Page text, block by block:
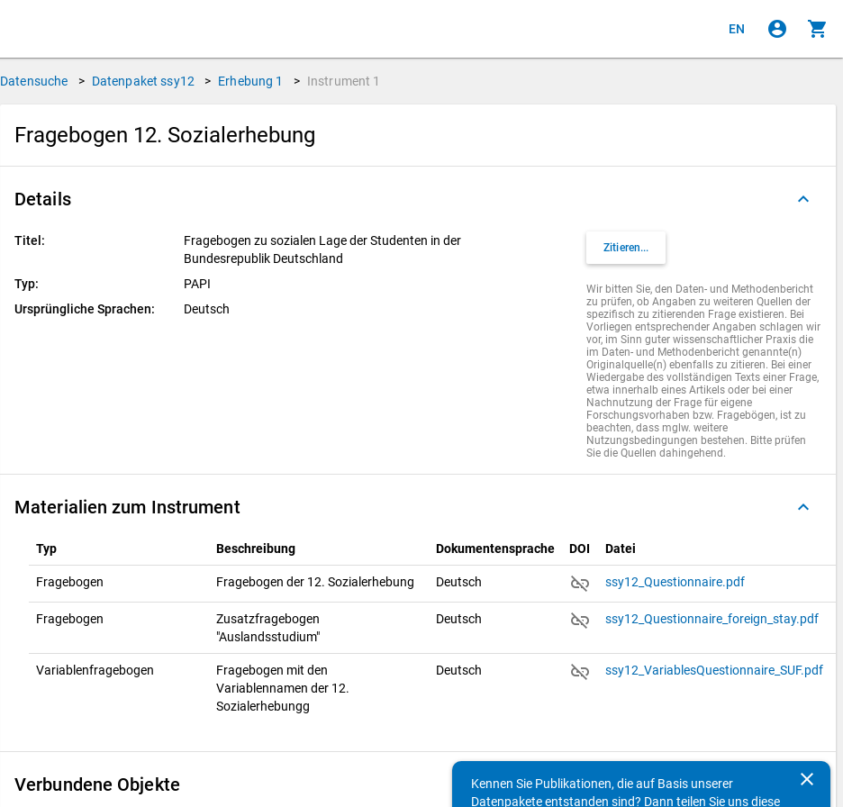
EN account_circle shopping_cart
Datensuche > Datenpaket ssy12 > Erhebung 1 > Instrument 1
Fragebogen 12. Sozialerhebung
Details keyboard_arrow_up
Titel:
Fragebogen zu sozialen Lage der Studenten in der
Bundesrepublik Deutschland
Typ:
PAPI
Ursprüngliche Sprachen:
Deutsch
Zitieren...
Wir bitten Sie, den Daten- und Methodenbericht
zu prüfen, ob Angaben zu weiteren Quellen der
spezifisch zu zitierenden Frage existieren. Bei
Vorliegen entsprechender Angaben schlagen wir
vor, im Sinn guter wissenschaftlicher Praxis die
im Daten- und Methodenbericht genannte(n)
Originalquelle(n) ebenfalls zu zitieren. Bei einer
Wiedergabe des vollständigen Texts einer Frage,
etwa innerhalb eines Artikels oder bei einer
Nachnutzung der Frage für eigene
Forschungsvorhaben bzw. Fragebögen, ist zu
beachten, dass mglw. weitere
Nutzungsbedingungen bestehen. Bitte prüfen
Sie die Quellen dahingehend.
Materialien zum Instrument keyboard_arrow_up
Typ Beschreibung Dokumentensprache DOI Datei
Fragebogen Fragebogen der 12. Sozialerhebung Deutsch link_off ssy12_Questionnaire.pdf
Fragebogen
Zusatzfragebogen
"Auslandsstudium"
Deutsch link_off ssy12_Questionnaire_foreign_stay.pdf
Variablenfragebogen
Fragebogen mit den
Variablennamen der 12.
Sozialerhebungg
Deutsch link_off ssy12_VariablesQuestionnaire_SUF.pdf
Verbundene Objekte keyboard_arrow_up
clear
Kennen Sie Publikationen, die auf Basis unserer
Datenpakete entstanden sind? Dann teilen Sie uns diese